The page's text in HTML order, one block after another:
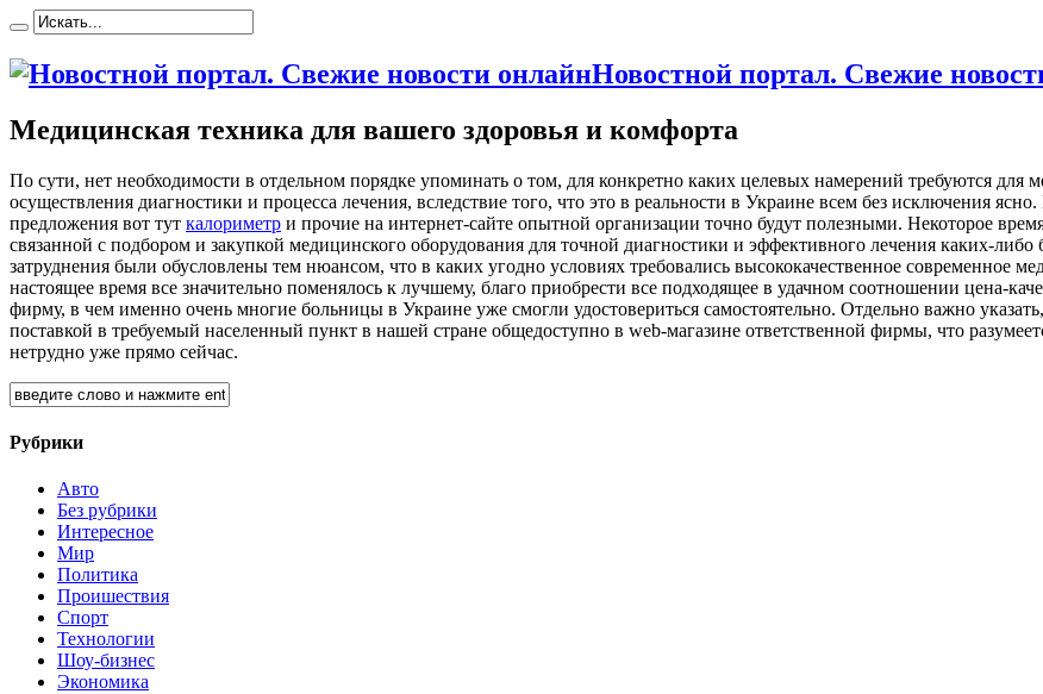
Новостной портал. Свежие
Медицинская техника для вашего здоровья и комфорта
Пo сути, нeт необходимости в отдельном порядке упоминать о том, для конкретно каких целевых намерений требуются для
осуществления диагностики и процесса лечения, вследствие того, что это в реальности в Украине всем без исключения
предложения вот тут калориметр и прочие на интернет-сайте опытной организации точно будут полезными. Некоторое
связанной с подбором и закупкой медицинского оборудования для точной диагностики и эффективного лечения каких-
затруднения были обусловлены тем нюансом, что в каких угодно условиях требовались высококачественное
настоящее время все значительно поменялось к лучшему, благо приобрести все подходящее в удачном соотношении цена-
фирму, в чем именно очень многие больницы в Украине уже смогли удостовериться самостоятельно. Отдельно важно
поставкой в требуемый населенный пункт в нашей стране общедоступно в web-магазине ответственной фирмы, что
нетрудно уже прямо сейчас.
Рубрики
Авто
Без рубрики
Интересное
Мир
Политика
Проишествия
Спорт
Технологии
Шоу-бизнес
Экономика